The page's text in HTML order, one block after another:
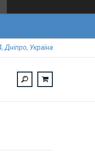
Дніпро, Україна